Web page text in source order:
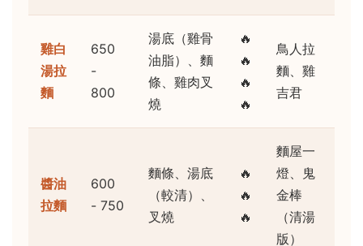
雞白
湯拉
麵
650
-
800
湯底（雞骨
油脂）、麵
條、雞肉叉
燒
🔥
🔥
🔥
🔥
鳥人拉
麵、雞
吉君
醬油
拉麵
600
- 750
麵條、湯底
（較清）、
叉燒
🔥
🔥
🔥
麵屋一
燈、鬼
金棒
（清湯
版）